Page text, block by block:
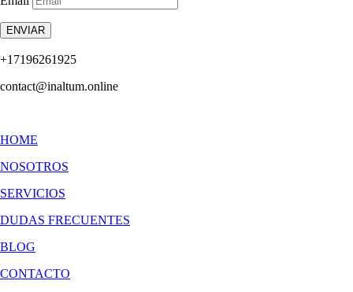
ENVIAR
+17196261925
contact@inaltum.online
HOME
NOSOTROS
SERVICIOS
DUDAS FRECUENTES
BLOG
CONTACTO